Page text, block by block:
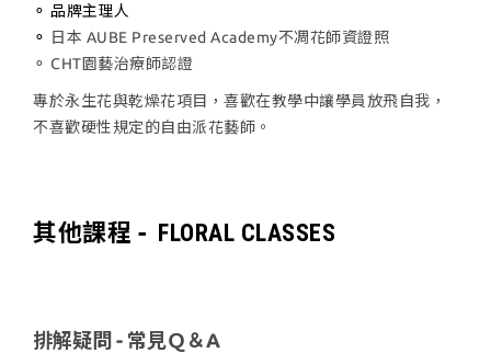
⚬ 品牌主理人
⚬ 日本 AUBE Preserved Academy不凋花師資證照
⚬ CHT園藝治療師認證
專於永生花與乾燥花項目，喜歡在教學中讓學員放飛自我，
不喜歡硬性規定的自由派花藝師。
其他課程 - FLORAL CLASSES
排解疑問 - 常見Ｑ＆A